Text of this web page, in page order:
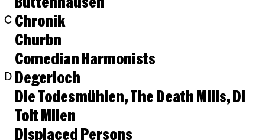
C Chronik
Churbn
Comedian Harmonists
D Degerloch
Die Todesmühlen, The Death Mills, Di
Toit Milen
Displaced Persons